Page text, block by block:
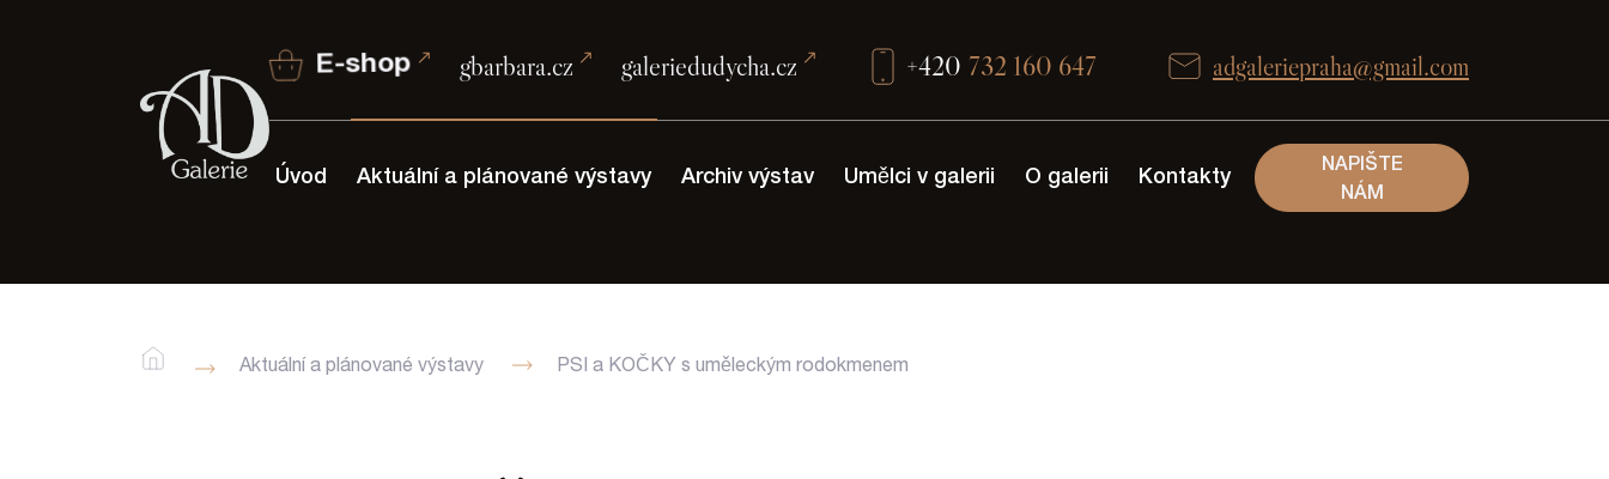
E-shop gbarbara.cz galeriedudycha.cz +420 732 160 647 adgaleriepraha@gmail.com
Úvod Aktuální a plánované výstavy Archiv výstav Umělci v galerii O galerii Kontakty
NAPIŠTE
NÁM
Aktuální a plánované výstavy PSI a KOČKY s uměleckým rodokmenem